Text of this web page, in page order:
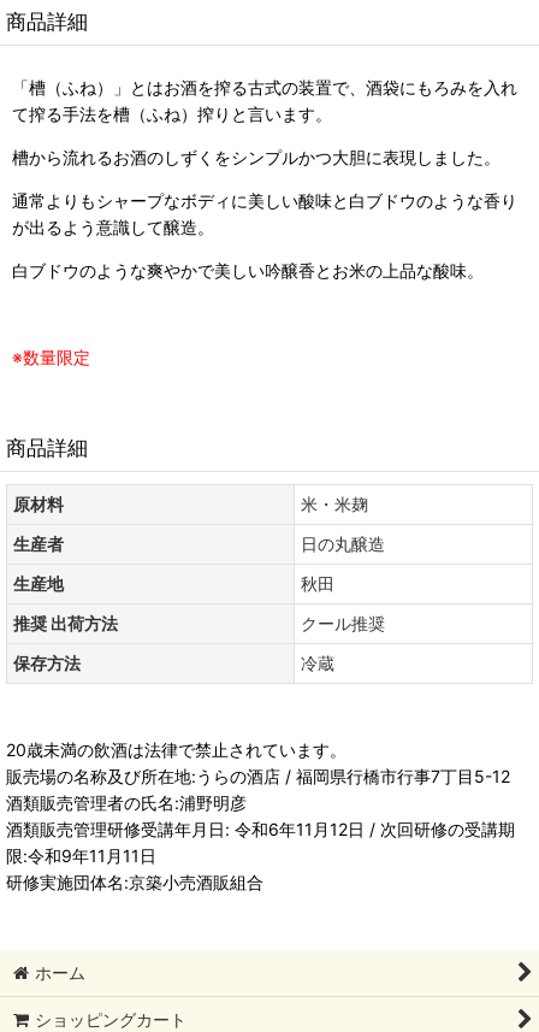
商品詳細
「槽（ふね）」とはお酒を搾る古式の装置で、酒袋にもろみを入れ
て搾る手法を槽（ふね）搾りと言います。
槽から流れるお酒のしずくをシンプルかつ大胆に表現しました。
通常よりもシャープなボディに美しい酸味と白ブドウのような香り
が出るよう意識して醸造。
白ブドウのような爽やかで美しい吟醸香とお米の上品な酸味。
※数量限定
商品詳細
原材料
米・米麹
生産者
日の丸醸造
生産地
秋田
推奨 出荷方法
クール推奨
保存方法
冷蔵
20歳未満の飲酒は法律で禁止されています。
販売場の名称及び所在地:うらの酒店 / 福岡県行橋市行事7丁目5-12
酒類販売管理者の氏名:浦野明彦
酒類販売管理研修受講年月日: 令和6年11月12日 / 次回研修の受講期
限:令和9年11月11日
研修実施団体名:京築小売酒販組合
ホーム
ショッピングカート